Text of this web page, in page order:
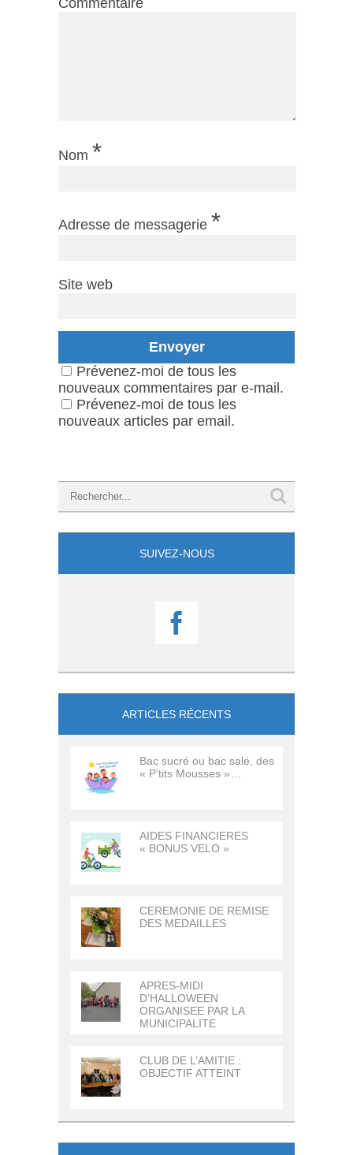
Nom *
Adresse de messagerie *
Site web
Prévenez-moi de tous les
nouveaux commentaires par e-mail.
Prévenez-moi de tous les
nouveaux articles par email.
SUIVEZ-NOUS

ARTICLES RÉCENTS
Bac sucré ou bac salé, des
« P’tits Mousses »…
AIDES FINANCIERES
« BONUS VELO »
CEREMONIE DE REMISE
DES MEDAILLES
APRES-MIDI
D’HALLOWEEN
ORGANISEE PAR LA
MUNICIPALITE
CLUB DE L’AMITIE :
OBJECTIF ATTEINT